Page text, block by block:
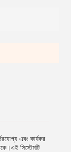
এবং কার্যকর
সিস্টেমটি